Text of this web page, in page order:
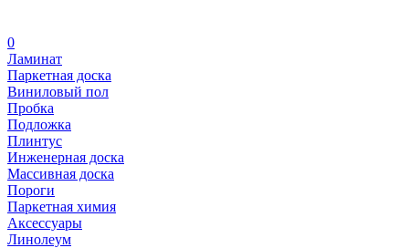
0
Ламинат
Паркетная доска
Виниловый пол
Пробка
Подложка
Плинтус
Инженерная доска
Массивная доска
Пороги
Паркетная химия
Аксессуары
Линолеум